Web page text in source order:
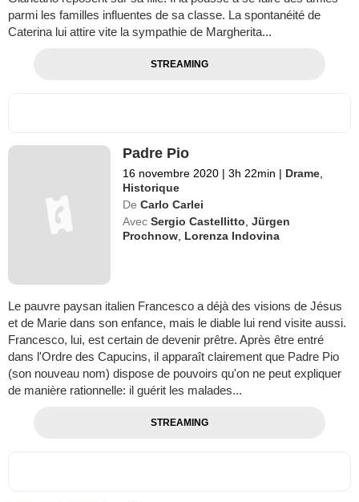
parmi les familles influentes de sa classe. La spontanéité de
Caterina lui attire vite la sympathie de Margherita...
STREAMING
Padre Pio
16 novembre 2020 | 3h 22min | Drame
Historique
De Carlo Carlei
Avec Sergio Castellitto ,Jürgen
Prochnow Lorenza Indovina
Le pauvre paysan italien Francesco a déjà des visions de Jésus
et de Marie dans son enfance, mais le diable lui rend visite aussi.
Francesco, lui, est certain de devenir prêtre. Après être entré
dans l'Ordre des Capucins, il apparaît clairement que Padre Pio
(son nouveau nom) dispose de pouvoirs qu'on ne peut expliquer
de manière rationnelle: il guérit les malades...
STREAMING